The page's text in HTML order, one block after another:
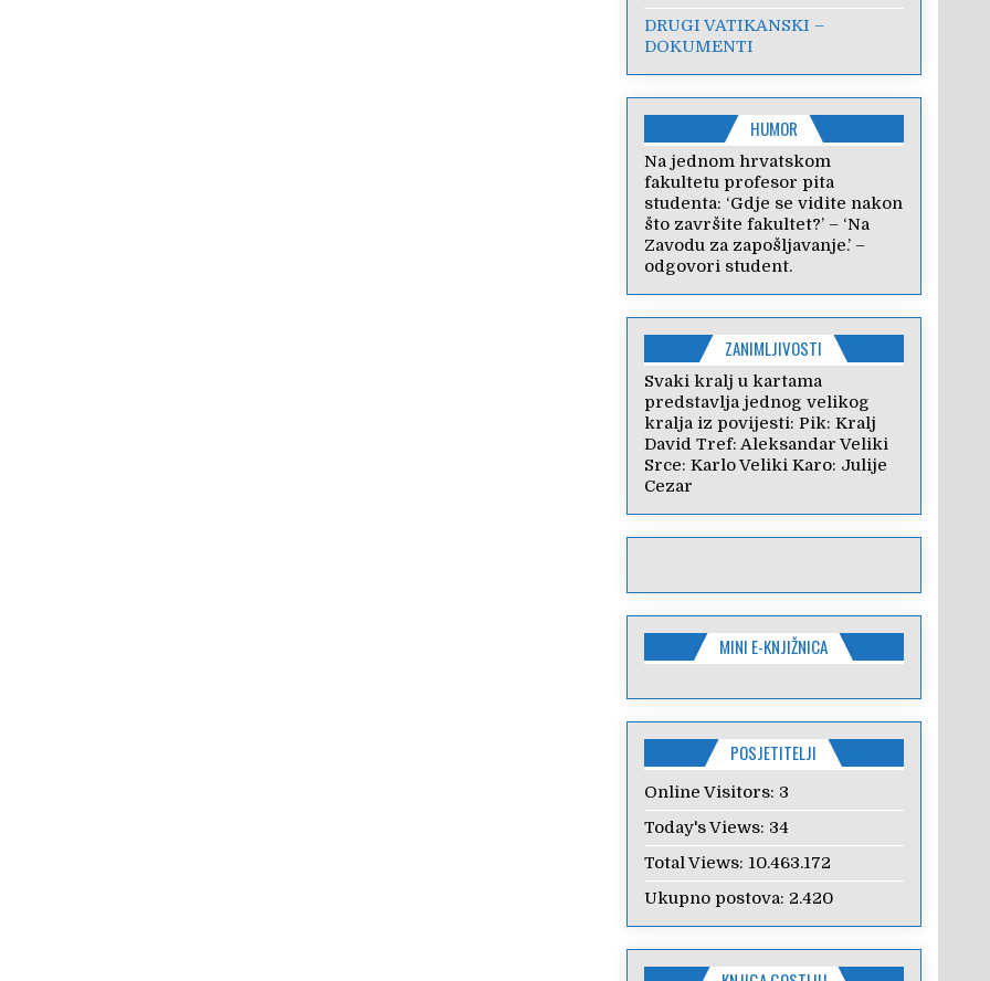
DRUGI VATIKANSKI –
DOKUMENTI
HUMOR
Na jednom hrvatskom
fakultetu profesor pita
studenta: ‘Gdje se vidite nakon
što završite fakultet?’ – ‘Na
Zavodu za zapošljavanje.’ –
odgovori student.
ZANIMLJIVOSTI
Svaki kralj u kartama
predstavlja jednog velikog
kralja iz povijesti: Pik: Kralj
David Tref: Aleksandar Veliki
Srce: Karlo Veliki Karo: Julije
Cezar
MINI E-KNJIŽNICA
POSJETITELJI
Online Visitors: 3
Today's Views: 34
Total Views: 10.463.172
Ukupno postova: 2.420